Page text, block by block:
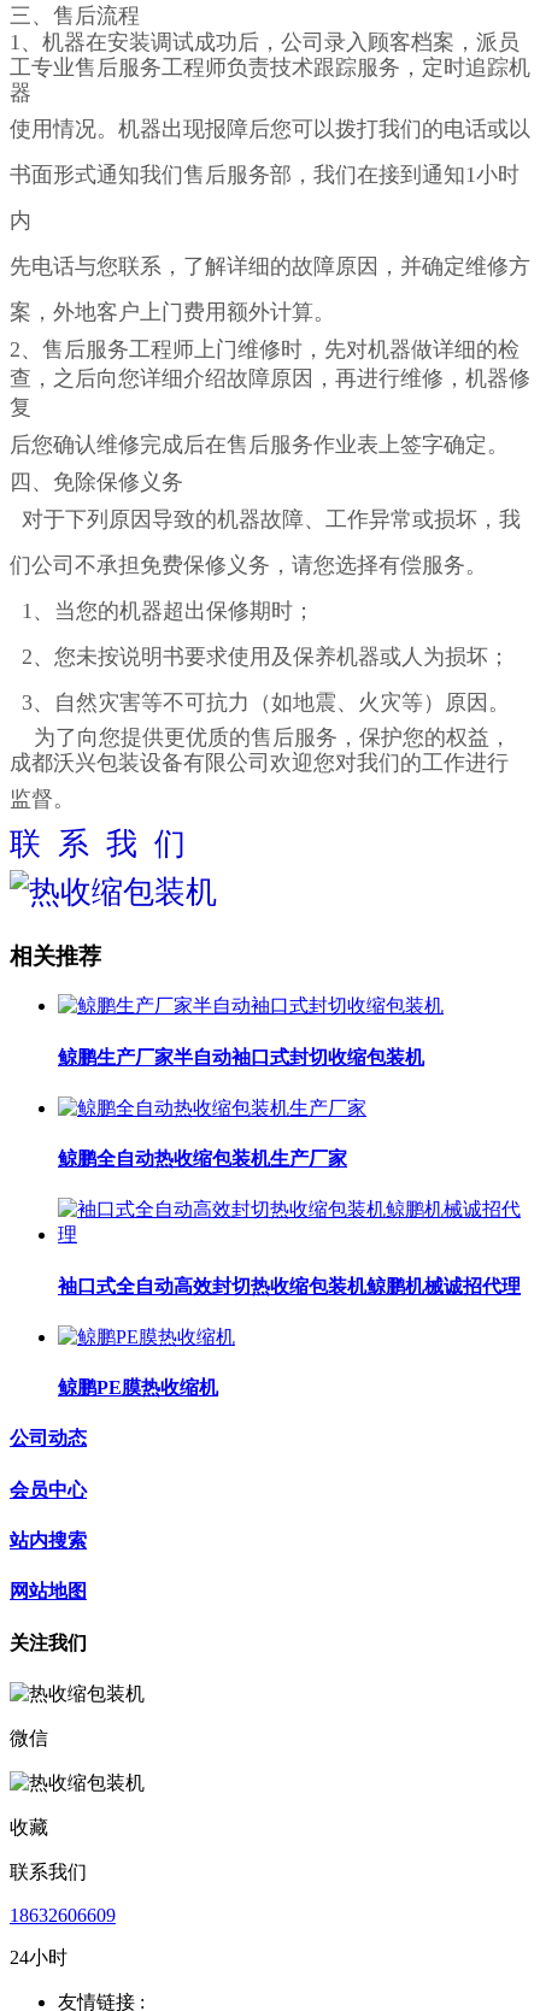
三、售后流程
1、机器在安装调试成功后，公司录入顾客档案，派员
工专业售后服务工程师负责技术跟踪服务，定时追踪机
器
使用情况。 机器出现报障后您可以拨打我们的电话或以
书面形式通知我们售后服务部，我们在接到通知1小时
内
先电话与您联系，了解详细的故障原因，并确定维修方
案，外地客户上门费用额外计算。
2、售后服务工程师上门维修时，先对机器做详细的检
查，之后向您详细介绍故障原因，再进行维修，机器修
复
后您确认维修完成后在售后服务作业表上签字确定。
四、 免除保修义务
对于下列原因导致的机器故障、工作异常或损坏，我
们公司不承担免费保修义务，请您选择有偿服务。
1、当您的机器超出保修期时；
2、您未按说明书要求使用及保养机器或人为损坏；
3、自然灾害等不可抗力（如地震、火灾等）原因。
为了向您提供更优质的售后服务，保护您的权益，
成都沃兴包装设备有限公司欢迎您对我们的工作进行
监督。
联 系 我 们
相关推荐
鲸鹏生产厂家半自动袖口式封切收缩包装机
鲸鹏全自动热收缩包装机生产厂家
袖口式全自动高效封切热收缩包装机鲸鹏机械诚招代理
鲸鹏PE膜热收缩机
公司动态
会员中心
站内搜索
网站地图
关注我们
微信
收藏
联系我们
18632606609
24小时
友情链接 :